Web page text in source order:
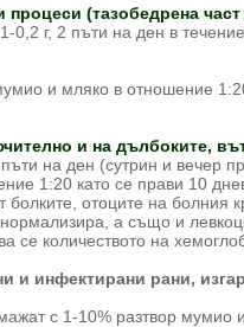
процеси (тазобедрена
г, 2 пъти на ден в
и мляко в отношение
и на дълбоките,
на ден (сутрин и вечер
1:20 като се прави 10
отоците на болния
а също и
се количеството на
и инфектирани рани,
с 1-10% разтвор мумио